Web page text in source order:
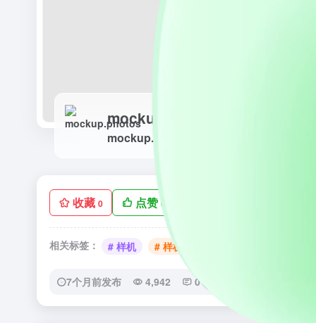
mockup.photos
mockup.photos是免费在线场景样机，
收藏 0 点赞0
相关标签： # 样机 # 样机模板
7个月前发布 4,942 0